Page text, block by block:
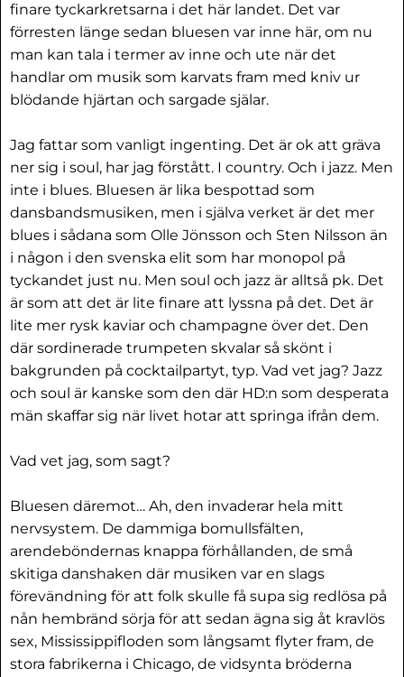
finare tyckarkretsarna i det här landet. Det var
förresten länge sedan bluesen var inne här, om nu
man kan tala i termer av inne och ute när det
handlar om musik som karvats fram med kniv ur
blödande hjärtan och sargade själar.
Jag fattar som vanligt ingenting. Det är ok att gräva
ner sig i soul, har jag förstått. I country. Och i jazz. Men
inte i blues. Bluesen är lika bespottad som
dansbandsmusiken, men i själva verket är det mer
blues i sådana som Olle Jönsson och Sten Nilsson än
i någon i den svenska elit som har monopol på
tyckandet just nu. Men soul och jazz är alltså pk. Det
är som att det är lite finare att lyssna på det. Det är
lite mer rysk kaviar och champagne över det. Den
där sordinerade trumpeten skvalar så skönt i
bakgrunden på cocktailpartyt, typ. Vad vet jag? Jazz
och soul är kanske som den där HD:n som desperata
män skaffar sig när livet hotar att springa ifrån dem.
Vad vet jag, som sagt?
Bluesen däremot… Ah, den invaderar hela mitt
nervsystem. De dammiga bomullsfälten,
arendeböndernas knappa förhållanden, de små
skitiga danshaken där musiken var en slags
förevändning för att folk skulle få supa sig redlösa på
nån hembränd sörja för att sedan ägna sig åt kravlös
sex, Mississippifloden som långsamt flyter fram, de
stora fabrikerna i Chicago, de vidsynta bröderna